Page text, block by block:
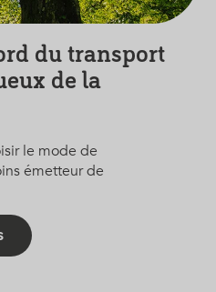
du transport
de la
le mode de